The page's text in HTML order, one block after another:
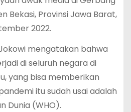
Bekasi, Provinsi Jawa Barat,
2022.
mengatakan bahwa
di seluruh negara di
yang bisa memberikan
itu sudah usai adalah
Dunia (WHO).